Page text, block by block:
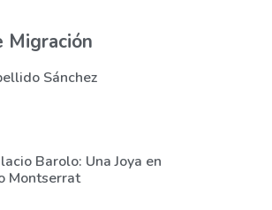
Migración
Sánchez
Barolo: Una Joya en
Montserrat